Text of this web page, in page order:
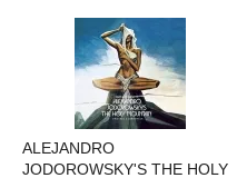
ALEJANDRO
JODOROWSKY'S THE HOLY